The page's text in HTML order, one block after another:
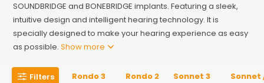
SOUNDBRIDGE and BONEBRIDGE implants. Featuring a sleek,
intuitive design and intelligent hearing technology. It is
specially designed to make your hearing experience as easy
as possible.Show more
Filters Rondo 3 Rondo 2 Sonnet 3 Sonnet